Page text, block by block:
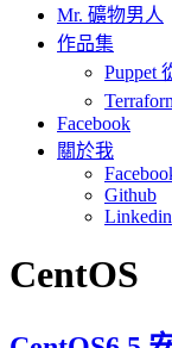
Mr. 礦物男人
作品集
Puppet
Facebook
關於我
Github
Linkedin
CentOS